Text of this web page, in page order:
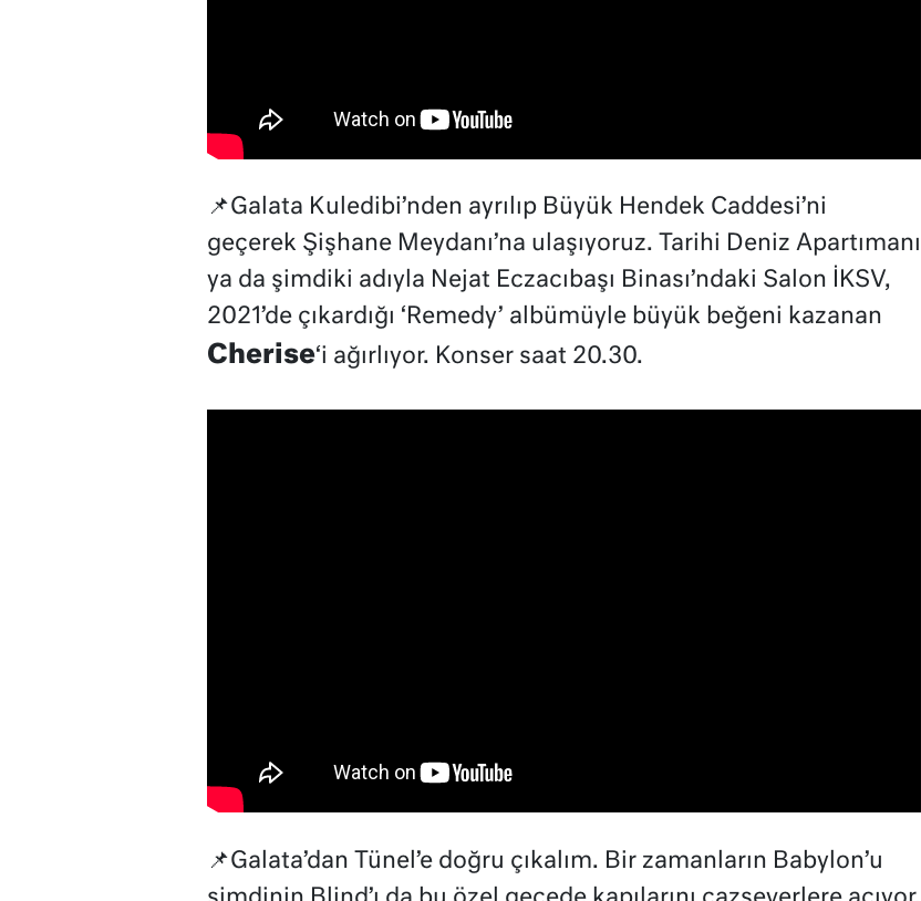
📌Galata Kuledibi’nden ayrılıp Büyük Hendek Caddesi’ni
geçerek Şişhane Meydanı’na ulaşıyoruz. Tarihi Deniz Apartımanı
ya da şimdiki adıyla Nejat Eczacıbaşı Binası’ndaki Salon İKSV,
2021’de çıkardığı ‘Remedy’ albümüyle büyük beğeni kazanan
Cherise‘i ağırlıyor. Konser saat 20.30.
📌Galata’dan Tünel’e doğru çıkalım. Bir zamanların Babylon’u